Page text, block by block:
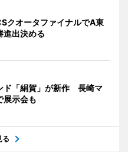
クオータファイナルでA東
出決める
ド「絹賀」が新作 長崎マ
展示会も
る